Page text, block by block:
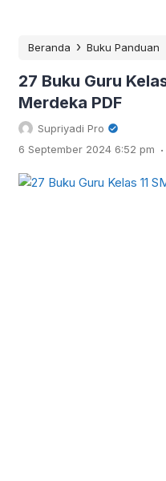
Beranda › Buku Panduan
27 Buku Guru
Merdeka PDF
Supriyadi Pro
6 September 2024 6:52 pm .